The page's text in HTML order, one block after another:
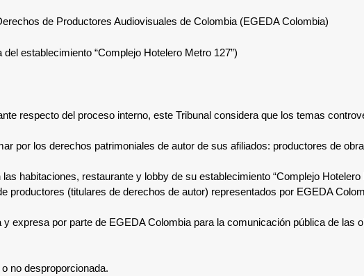
de Productores Audiovisuales de Colombia (EGEDA Colombia)
establecimiento “Complejo Hotelero Metro 127”)
respecto del proceso interno, este Tribunal considera que los temas
por los derechos patrimoniales de autor de sus afiliados: productores de
habitaciones, restaurante y lobby de su establecimiento “Complejo
productores (titulares de derechos de autor) representados por EGEDA
expresa por parte de EGEDA Colombia para la comunicación pública de las
no desproporcionada.